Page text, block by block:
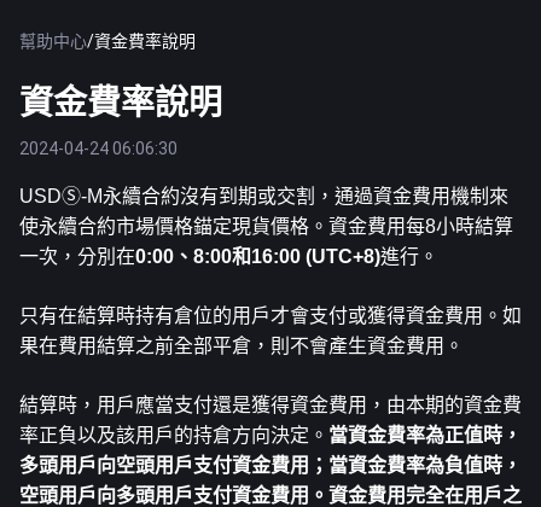
幫助中心/資金費率說明
資金費率說明
2024-04-24 06:06:30
USDⓈ-M永續合約沒有到期或交割，通過資金費用機制來
使永續合約市場價格錨定現貨價格。資金費用每8小時結算
一次，分別在0:00、8:00和16:00 (UTC+8)進行。
只有在結算時持有倉位的用戶才會支付或獲得資金費用。如
果在費用結算之前全部平倉，則不會產生資金費用。
結算時，用戶應當支付還是獲得資金費用，由本期的資金費
率正負以及該用戶的持倉方向決定。 當資金費率為正值時，
多頭用戶向空頭用戶支付資金費用；當資金費率為負值時，
空頭用戶向多頭用戶支付資金費用。資金費用完全在用戶之